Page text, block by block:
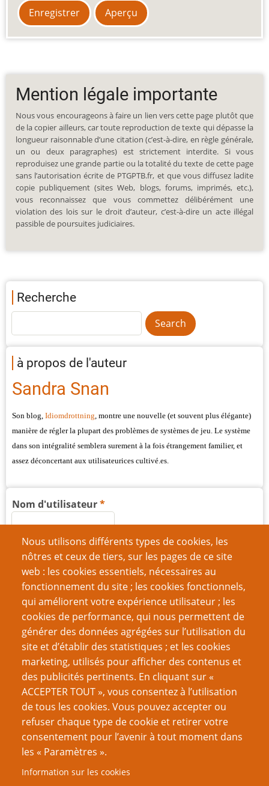
Nous utilisons différents types de cookies, les
nôtres et ceux de tiers, sur les pages de ce site
web : les cookies essentiels, nécessaires au
fonctionnement du site ; les cookies fonctionnels,
qui améliorent votre expérience utilisateur ; les
cookies de performance, qui nous permettent de
générer des données agrégées sur l’utilisation du
site et d’établir des statistiques ; et les cookies
marketing, utilisés pour afficher des contenus et
des publicités pertinents. En cliquant sur «
ACCEPTER TOUT », vous consentez à l’utilisation
de tous les cookies. Vous pouvez accepter ou
refuser chaque type de cookie et retirer votre
consentement pour l’avenir à tout moment dans
les « Paramètres ».
Information sur les cookies
Mention légale importante
Nous vous encourageons à faire un lien vers cette page plutôt que
de la copier ailleurs, car toute reproduction de texte qui dépasse la
longueur raisonnable d’une citation (c’est-à-dire, en règle générale,
un ou deux paragraphes) est strictement interdite. Si vous
reproduisez une grande partie ou la totalité du texte de cette page
sans l’autorisation écrite de PTGPTB.fr, et que vous diffusez ladite
copie publiquement (sites Web, blogs, forums, imprimés, etc.),
vous reconnaissez que vous commettez délibérément une
violation des lois sur le droit d’auteur, c’est-à-dire un acte illégal
passible de poursuites judiciaires.
Recherche
à propos de l'auteur
Sandra Snan
Son blog, Idiomdrottning , montre une nouvelle (et souvent plus élégante)
manière de régler la plupart des problèmes de systèmes de jeu. Le système
dans son intégralité semblera surement à la fois étrangement familier, et
assez déconcertant aux utilisateurices cultivé.es.
Nom d'utilisateur
Mot de passe
Créer un nouveau compte
Réinitialiser votre mot de passe
VOUS AIMEREZ AUSSI
Dossier Mausritter
Assemblez vos monstres